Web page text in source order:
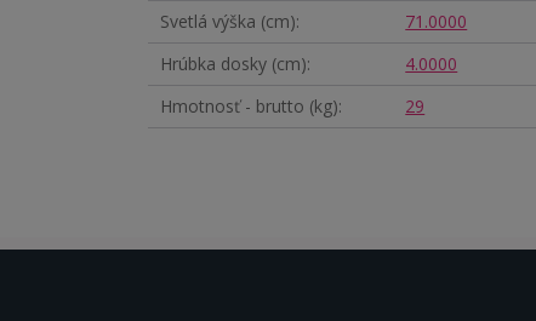
Svetlá výška (cm)
71.0000
Hrúbka dosky (cm)
4.0000
Hmotnosť - brutto (kg)
29